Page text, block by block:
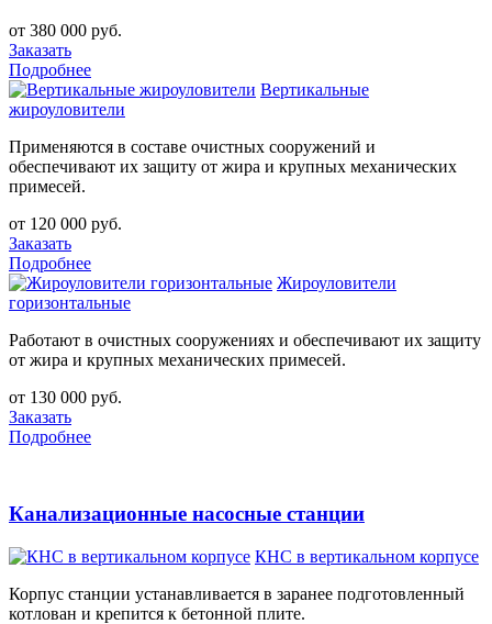
от 380 000 руб.
Заказать
Подробнее
Вертикальные
жироуловители
Применяются в составе очистных сооружений и
обеспечивают их защиту от жира и крупных механических
примесей.
от 120 000 руб.
Заказать
Подробнее
Жироуловители
горизонтальные
Работают в очистных сооружениях и обеспечивают их защиту
от жира и крупных механических примесей.
от 130 000 руб.
Заказать
Подробнее
Канализационные насосные станции
КНС в вертикальном корпусе
Корпус станции устанавливается в заранее подготовленный
котлован и крепится к бетонной плите.